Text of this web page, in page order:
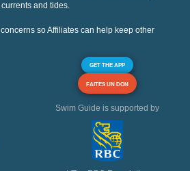
and tides.
so Affiliates can help keep other
GET THE APP
FAITES UN DON
Swim Guide is supported by